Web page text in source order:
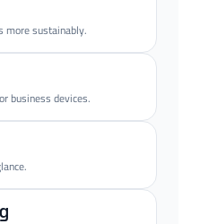
more sustainably.
business devices.